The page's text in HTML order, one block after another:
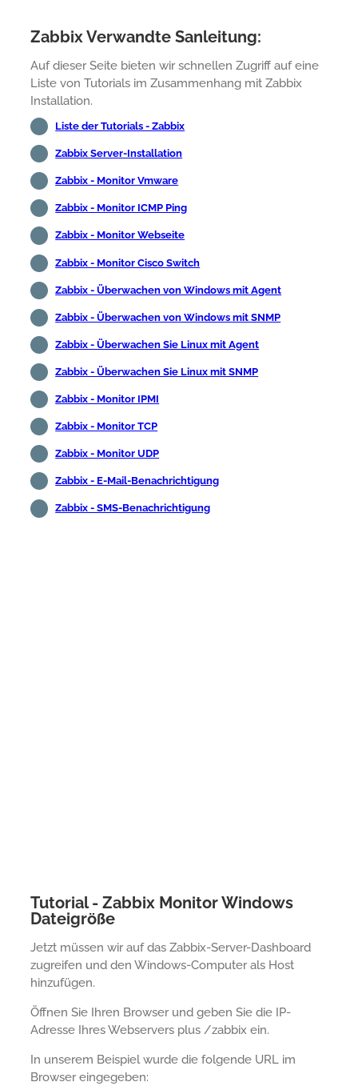
Zabbix Verwandte Sanleitung:
Auf dieser Seite bieten wir schnellen Zugriff auf eine
Liste von Tutorials im Zusammenhang mit Zabbix
Installation.
Liste der Tutorials - Zabbix
Zabbix Server-Installation
Zabbix - Monitor Vmware
Zabbix - Monitor ICMP Ping
Zabbix - Monitor Webseite
Zabbix - Monitor Cisco Switch
Zabbix - Überwachen von Windows mit Agent
Zabbix - Überwachen von Windows mit SNMP
Zabbix - Überwachen Sie Linux mit Agent
Zabbix - Überwachen Sie Linux mit SNMP
Zabbix - Monitor IPMI
Zabbix - Monitor TCP
Zabbix - Monitor UDP
Zabbix - E-Mail-Benachrichtigung
Zabbix - SMS-Benachrichtigung
Tutorial - Zabbix Monitor Windows
Dateigröße
Jetzt müssen wir auf das Zabbix-Server-Dashboard
zugreifen und den Windows-Computer als Host
hinzufügen.
Öffnen Sie Ihren Browser und geben Sie die IP-
Adresse Ihres Webservers plus /zabbix ein.
In unserem Beispiel wurde die folgende URL im
Browser eingegeben: